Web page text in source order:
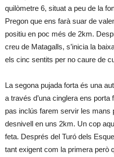
quilòmetre 6, situat a peu de la
Pregon que ens farà suar de
positiu en poc més de 2km.
creu de Matagalls, s’inicia la
els cinc sentits per no caure de
La segona pujada forta és una
a través d’una cinglera ens porta
pas inclús farem servir les mans
desnivell en uns 2km. Un cop
feta. Després del Turó dels
tant exigent com la primera però